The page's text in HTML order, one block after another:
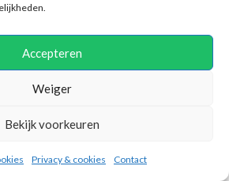
Accepteren
Weiger
Bekijk voorkeuren
Privacy & cookies Contact
HSP
|Kleptomanie
|Narcisme|Natuurlijke verzorging|
Ondersteuning
|Paniekaanvallen
ondersteuning|Pubers|Quantum